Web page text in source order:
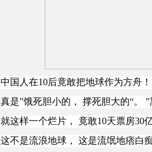
中国人在10后竟敢把地球作为方舟！
真是”饿死胆小的， 撑死胆大的“。
就这样一个烂片， 竟敢10天票房30亿
这不是流浪地球， 这是流氓地痞白痴